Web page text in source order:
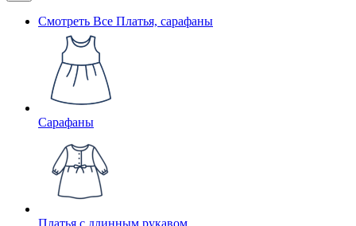
Смотреть Все Платья, сарафаны
Сарафаны
Платья с длинным рукавом